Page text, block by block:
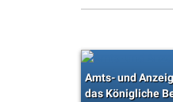
Amts- und
das Königliche